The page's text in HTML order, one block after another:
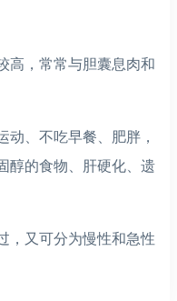
高，常常与胆囊息肉和
动、不吃早餐、肥胖，
醇的食物、肝硬化、遗
，又可分为慢性和急性